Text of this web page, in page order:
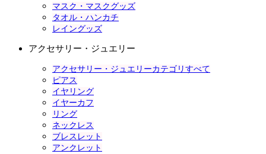
マスク・マスクグッズ
タオル・ハンカチ
レイングッズ
アクセサリー・ジュエリー
アクセサリー・ジュエリーカテゴリすべて
ピアス
イヤリング
イヤーカフ
リング
ネックレス
ブレスレット
アンクレット